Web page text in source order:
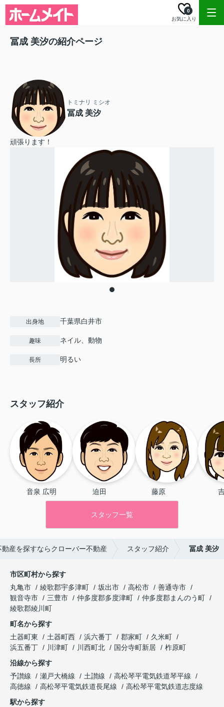
お気に入り
0
冨成 美汐の紹介ページ
トミナリ ミシオ
冨成 美汐
頑張ります！
出身地 千葉県白井市
趣味 ネイル、動物
長所 明るい
スタッフ紹介
音泉 広明 迫田 藤原
スタッフ一覧
動産を探すならクローバー不動産 スタッフ紹介 冨成 美汐
市区町村から探す
丸亀市
綾歌郡宇多津町 坂出市 高松市
善通寺市
観音寺市
三豊市 仲多度郡多度津町
仲多度郡まんのう町
綾歌郡綾川町
町名から探す
土器町東
土器町西 浜六番丁 郡家町
久米町
浜五番丁
川津町 川西町北 国分寺町新居
柞原町
沿線から探す
予讃線
瀬戸大橋線 土讃線
高松琴平電気鉄道琴平線
高徳線
高松琴平電気鉄道長尾線
高松琴平電気鉄道志度線
駅から探す